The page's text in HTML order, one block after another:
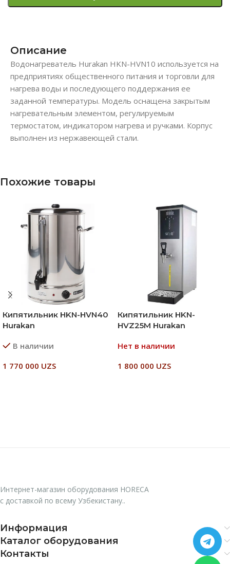
Описание
Водонагреватель Hurakan HKN-HVN10 используется на
предприятиях общественного питания и торговли для
нагрева воды и последующего поддержания ее
заданной температуры. Модель оснащена закрытым
нагревательным элементом, регулируемым
термостатом, индикатором нагрева и ручками. Корпус
выполнен из нержавеющей стали.
Похожие товары
Кипятильник HKN-HVN40
Hurakan
В наличии
1 770 000 UZS
Кипятильник HKN-
HVZ25M Hurakan
Нет в наличии
1 800 000 UZS
Интернет-магазин оборудования HORECA
с доставкой по всему Узбекистану..
Информация
Каталог оборудования
Контакты